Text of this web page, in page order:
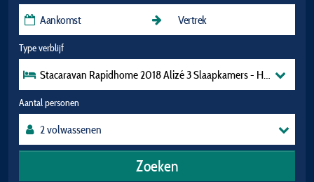
Type verblijf
Stacaravan Rapidhome 2018 Alizé 3 Slaapkamers - Half-
Aantal personen
Zoeken